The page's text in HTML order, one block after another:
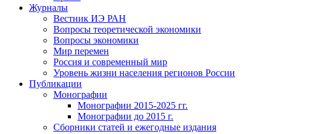
Журналы
Вестник ИЭ РАН
Вопросы теоретической экономики
Вопросы экономики
Мир перемен
Россия и современный мир
Уровень жизни населения регионов России
Публикации
Монографии
Монографии 2015-2025 гг.
Монографии до 2015 г.
Сборники статей и ежегодные издания